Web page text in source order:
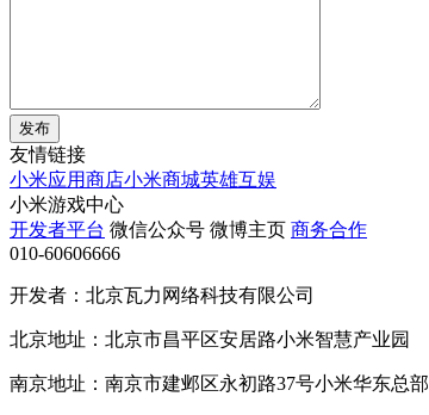
发布
友情链接
小米应用商店小米商城英雄互娱
小米游戏中心
开发者平台 微信公众号 微博主页 商务合作
010-60606666
开发者：北京瓦力网络科技有限公司
北京地址：北京市昌平区安居路小米智慧产业园
南京地址：南京市建邺区永初路37号小米华东总部